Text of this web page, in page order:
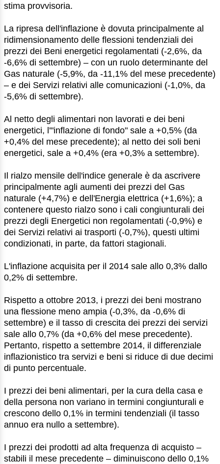
stima provvisoria.
La ripresa dell'inflazione è dovuta principalmente al
ridimensionamento delle flessioni tendenziali dei
prezzi dei Beni energetici regolamentati (-2,6%, da
-6,6% di settembre) ‒ con un ruolo determinante del
Gas naturale (-5,9%, da -11,1% del mese precedente)
‒ e dei Servizi relativi alle comunicazioni (-1,0%, da
-5,6% di settembre).
Al netto degli alimentari non lavorati e dei beni
energetici, l'"inflazione di fondo" sale a +0,5% (da
+0,4% del mese precedente); al netto dei soli beni
energetici, sale a +0,4% (era +0,3% a settembre).
Il rialzo mensile dell'indice generale è da ascrivere
principalmente agli aumenti dei prezzi del Gas
naturale (+4,7%) e dell'Energia elettrica (+1,6%); a
contenere questo rialzo sono i cali congiunturali dei
prezzi degli Energetici non regolamentati (-0,9%) e
dei Servizi relativi ai trasporti (-0,7%), questi ultimi
condizionati, in parte, da fattori stagionali.
L'inflazione acquisita per il 2014 sale allo 0,3% dallo
0,2% di settembre.
Rispetto a ottobre 2013, i prezzi dei beni mostrano
una flessione meno ampia (-0,3%, da -0,6% di
settembre) e il tasso di crescita dei prezzi dei servizi
sale allo 0,7% (da +0,6% del mese precedente).
Pertanto, rispetto a settembre 2014, il differenziale
inflazionistico tra servizi e beni si riduce di due decimi
di punto percentuale.
I prezzi dei beni alimentari, per la cura della casa e
della persona non variano in termini congiunturali e
crescono dello 0,1% in termini tendenziali (il tasso
annuo era nullo a settembre).
I prezzi dei prodotti ad alta frequenza di acquisto ‒
stabili il mese precedente ‒ diminuiscono dello 0,1%